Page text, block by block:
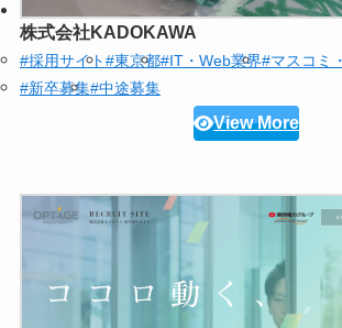
株式会社KADOKAWA
#採用サイト#東京都#IT・Web業界#マスコミ
#新卒募集#中途募集
View More